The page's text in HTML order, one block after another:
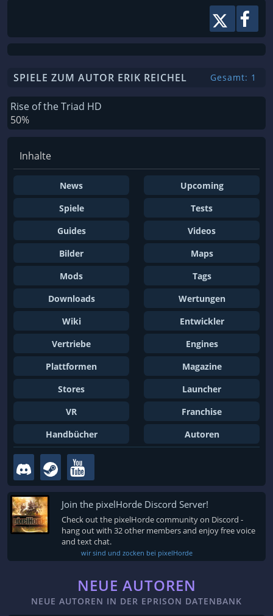
SPIELE ZUM AUTOR ERIK REICHEL Gesamt: 1
Rise of the Triad HD
50%
Inhalte
News
Upcoming
Spiele
Tests
Guides
Videos
Bilder
Maps
Mods
Tags
Downloads
Wertungen
Wiki
Entwickler
Vertriebe
Engines
Plattformen
Magazine
Stores
Launcher
VR
Franchise
Handbücher
Autoren
Join the pixelHorde Discord Server!
Check out the pixelHorde community on Discord -
hang out with 32 other members and enjoy free voice
and text chat.
wir sind und zocken bei pixelHorde
NEUE AUTOREN
NEUE AUTOREN IN DER EPRISON DATENBANK